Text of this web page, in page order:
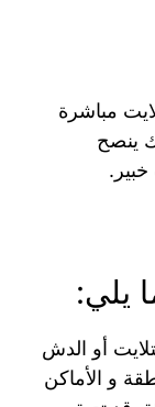
مباشرة
ينصح
يلي:
أو الدش
و الأماكن